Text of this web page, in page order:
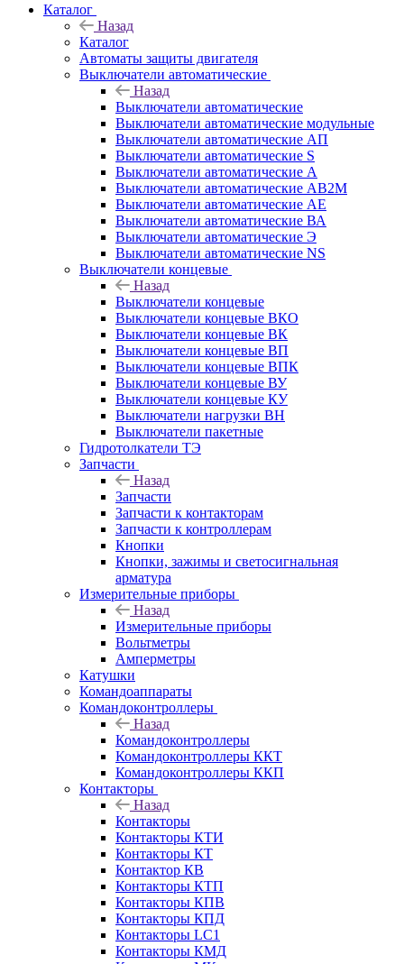
Каталог
Назад
Каталог
Автоматы защиты двигателя
Выключатели автоматические
Назад
Выключатели автоматические
Выключатели автоматические модульные
Выключатели автоматические АП
Выключатели автоматические S
Выключатели автоматические А
Выключатели автоматические АВ2М
Выключатели автоматические АЕ
Выключатели автоматические ВА
Выключатели автоматические Э
Выключатели автоматические NS
Выключатели концевые
Назад
Выключатели концевые
Выключатели концевые ВКО
Выключатели концевые ВК
Выключатели концевые ВП
Выключатели концевые ВПК
Выключатели концевые ВУ
Выключатели концевые КУ
Выключатели нагрузки ВН
Выключатели пакетные
Гидротолкатели ТЭ
Запчасти
Назад
Запчасти
Запчасти к контакторам
Запчасти к контроллерам
Кнопки
Кнопки, зажимы и светосигнальная
арматура
Измерительные приборы
Назад
Измерительные приборы
Вольтметры
Амперметры
Катушки
Командоаппараты
Командоконтроллеры
Назад
Командоконтроллеры
Командоконтроллеры ККТ
Командоконтроллеры ККП
Контакторы
Назад
Контакторы
Контакторы КТИ
Контакторы КТ
Контактор КВ
Контакторы КТП
Контакторы КПВ
Контакторы КПД
Контакторы LC1
Контакторы КМД